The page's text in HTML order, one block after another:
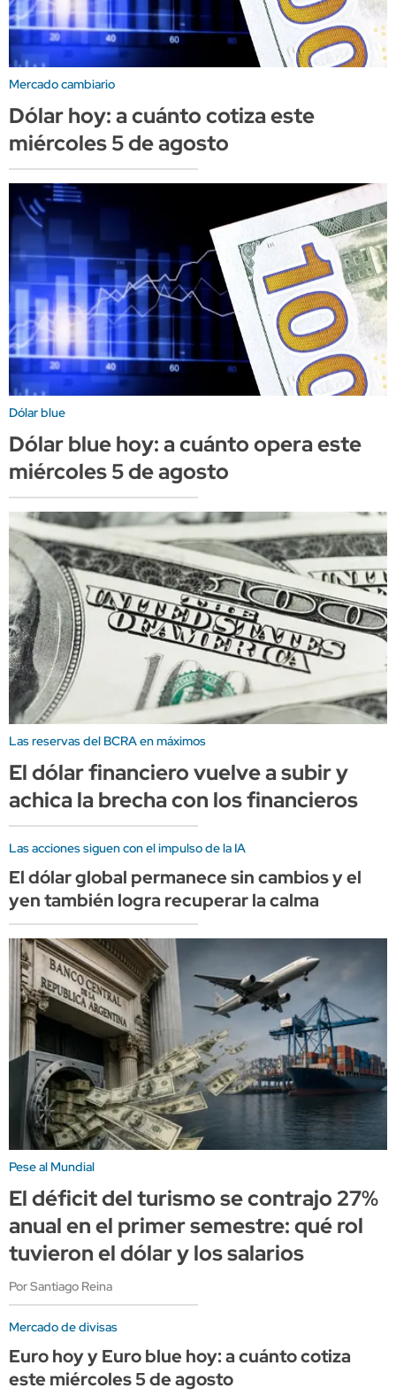
Mercado cambiario
Dólar hoy: a cuánto cotiza este
miércoles 5 de agosto
Dólar blue
Dólar blue hoy: a cuánto opera este
miércoles 5 de agosto
Las reservas del BCRA en máximos
El dólar financiero vuelve a subir y
achica la brecha con los financieros
Las acciones siguen con el impulso de la IA
El dólar global permanece sin cambios y el
yen también logra recuperar la calma
Pese al Mundial
El déficit del turismo se contrajo 27%
anual en el primer semestre: qué rol
tuvieron el dólar y los salarios
Por Santiago Reina
Mercado de divisas
Euro hoy y Euro blue hoy: a cuánto cotiza
este miércoles 5 de agosto